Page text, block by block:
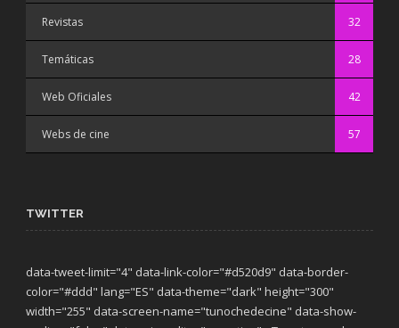
Revistas 32
Temáticas 28
Web Oficiales 42
Webs de cine 57
TWITTER
data-tweet-limit="4" data-link-color="#d520d9" data-border-
color="#ddd" lang="ES" data-theme="dark" height="300"
width="255" data-screen-name="tunochedecine" data-show-